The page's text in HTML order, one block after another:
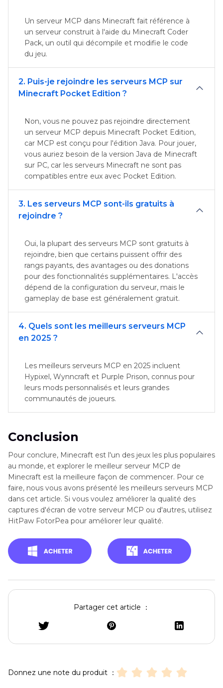
Un serveur MCP dans Minecraft fait référence à
un serveur construit à l'aide du Minecraft Coder
Pack, un outil qui décompile et modifie le code
du jeu.
2. Puis-je rejoindre les serveurs MCP sur
Minecraft Pocket Edition ?
Non, vous ne pouvez pas rejoindre directement
un serveur MCP depuis Minecraft Pocket Edition,
car MCP est conçu pour l'édition Java. Pour jouer,
vous auriez besoin de la version Java de Minecraft
sur PC, car les serveurs Minecraft ne sont pas
compatibles entre eux avec Pocket Edition.
3. Les serveurs MCP sont-ils gratuits à
rejoindre ?
Oui, la plupart des serveurs MCP sont gratuits à
rejoindre, bien que certains puissent offrir des
rangs payants, des avantages ou des donations
pour des fonctionnalités supplémentaires. L'accès
dépend de la configuration du serveur, mais le
gameplay de base est généralement gratuit.
4. Quels sont les meilleurs serveurs MCP
en 2025 ?
Les meilleurs serveurs MCP en 2025 incluent
Hypixel, Wynncraft et Purple Prison, connus pour
leurs mods personnalisés et leurs grandes
communautés de joueurs.
Conclusion
Pour conclure, Minecraft est l'un des jeux les plus populaires
au monde, et explorer le meilleur serveur MCP de
Minecraft est la meilleure façon de commencer. Pour ce
faire, nous vous avons présenté les meilleurs serveurs MCP
dans cet article. Si vous voulez améliorer la qualité des
captures d'écran de votre serveur MCP ou d'autres, utilisez
HitPaw FotorPea pour améliorer leur qualité.
Partager cet article ：
Donnez une note du produit ：